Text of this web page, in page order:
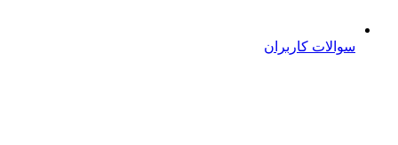
سوالات کاربران